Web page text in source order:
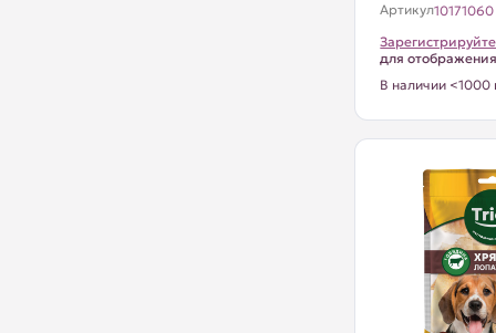
Артикул10171060
для
В наличии <1000